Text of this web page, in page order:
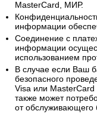
MasterCard, МИР.
информации
Соединение с
информации
использованием
В случае если Ваш
безопасного
Visa или
также может
от обслуживающего